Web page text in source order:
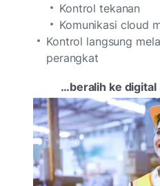
Kontrol tekanan
Komunikasi cloud
Kontrol langsung
perangkat
…beralih ke digital